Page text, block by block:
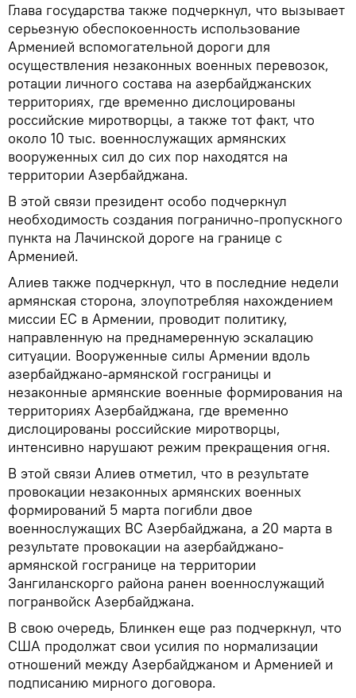
Глава государства также подчеркнул, что вызывает
серьезную обеспокоенность использование
Арменией вспомогательной дороги для
осуществления незаконных военных перевозок,
ротации личного состава на азербайджанских
территориях, где временно дислоцированы
российские миротворцы, а также тот факт, что
около 10 тыс. военнослужащих армянских
вооруженных сил до сих пор находятся на
территории Азербайджана.
В этой связи президент особо подчеркнул
необходимость создания погранично-пропускного
пункта на Лачинской дороге на границе с
Арменией.
Алиев также подчеркнул, что в последние недели
армянская сторона, злоупотребляя нахождением
миссии ЕС в Армении, проводит политику,
направленную на преднамеренную эскалацию
ситуации. Вооруженные силы Армении вдоль
азербайджано-армянской госграницы и
незаконные армянские военные формирования на
территориях Азербайджана, где временно
дислоцированы российские миротворцы,
интенсивно нарушают режим прекращения огня.
В этой связи Алиев отметил, что в результате
провокации незаконных армянских военных
формирований 5 марта погибли двое
военнослужащих ВС Азербайджана, а 20 марта в
результате провокации на азербайджано-
армянской госгранице на территории
Зангиланскорго района ранен военнослужащий
погранвойск Азербайджана.
В свою очередь, Блинкен еще раз подчеркнул, что
США продолжат свои усилия по нормализации
отношений между Азербайджаном и Арменией и
подписанию мирного договора.